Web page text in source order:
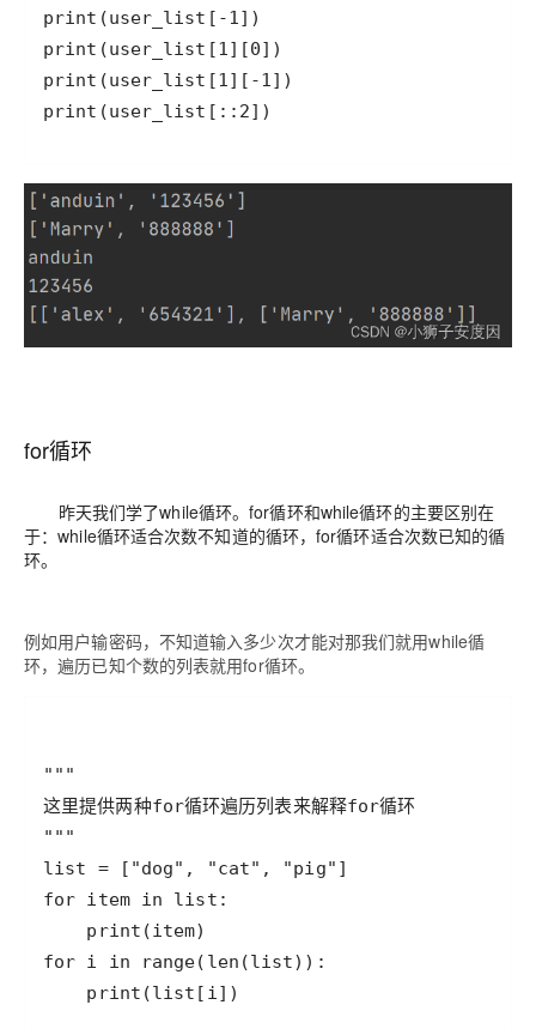
print(user_list[::2])
for循环
昨天我们学了while循环。for循环和while循环的主要区别在
于：while循环适合次数不知道的循环，for循环适合次数已知的循
环。
例如用户输密码，不知道输入多少次才能对那我们就用while循
环，遍历已知个数的列表就用for循环。
    print(list[i])